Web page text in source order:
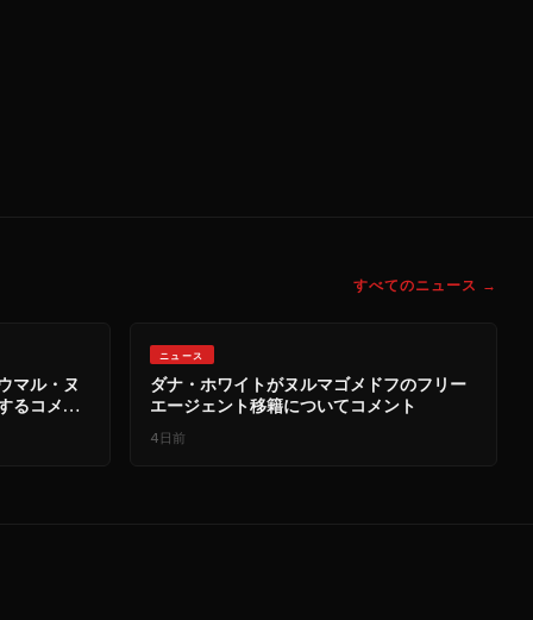
すべてのニュース →
マル・ヌ
るコメン
ニュース
ダナ・ホワイトがヌルマゴメドフのフリー
エージェント移籍についてコメント
4日前